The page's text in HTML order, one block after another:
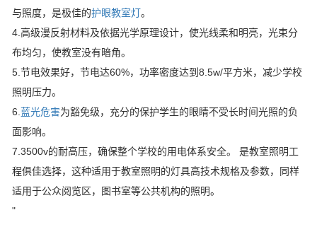
与照度，是极佳的护眼教室灯。
4.高级漫反射材料及依据光学原理设计，使光线柔和明亮，光束分
布均匀，使教室没有暗角。
5.节电效果好，节电达60%，功率密度达到8.5w/平方米，减少学校
照明压力。
6.蓝光危害为豁免级，充分的保护学生的眼睛不受长时间光照的负
面影响。
7.3500v的耐高压，确保整个学校的用电体系安全。 是教室照明工
程俱佳选择，这种适用于教室照明的灯具高技术规格及参数，同样
适用于公众阅览区，图书室等公共机构的照明。
"